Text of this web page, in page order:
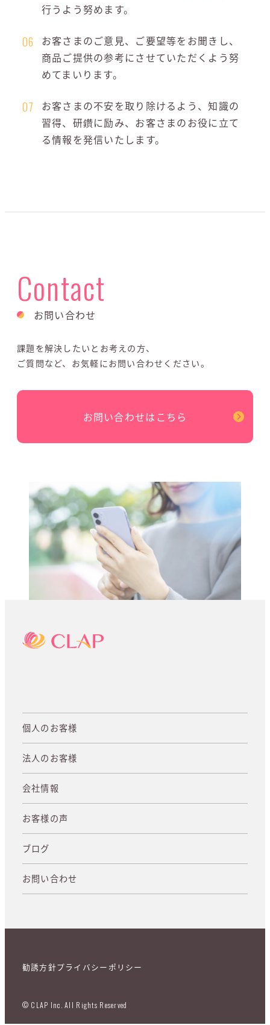
行うよう努めます。
06
お客さまのご意見、ご要望等をお聞きし、
商品ご提供の参考にさせていただくよう努
めてまいります。
07
お客さまの不安を取り除けるよう、知識の
習得、研鑽に励み、お客さまのお役に立て
る情報を発信いたします。
Contact
お問い合わせ
課題を解決したいとお考えの方、
ご質問など、お気軽にお問い合わせください。
お問い合わせはこちら
個人のお客様
法人のお客様
会社情報
お客様の声
ブログ
お問い合わせ
© CLAP Inc. All Rights Reserved
勧誘方針プライバシーポリシー